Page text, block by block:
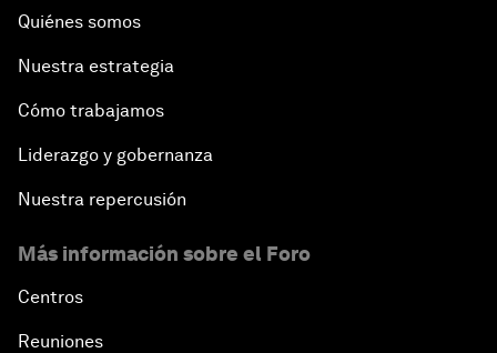
Quiénes somos
Nuestra estrategia
Cómo trabajamos
Liderazgo y gobernanza
Nuestra repercusión
Más información sobre el Foro
Centros
Reuniones